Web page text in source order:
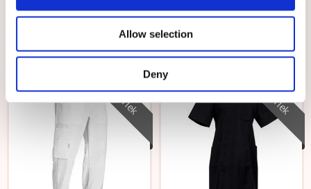
Allow selection
Deny
529 kr 529 kr
Välj storlek Välj storlek